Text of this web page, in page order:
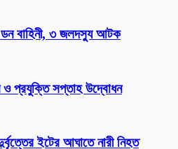
ডন বাহিনী, ৩ জলদস্যু আটক
ও প্রযুক্তি সপ্তাহ উদ্বোধন
ইটের আঘাতে নারী নিহত